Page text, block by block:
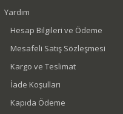
Yardım
Hesap Bilgileri ve Ödeme
Mesafeli Satış Sözleşmesi
Kargo ve Teslimat
İade Koşulları
Kapıda Ödeme